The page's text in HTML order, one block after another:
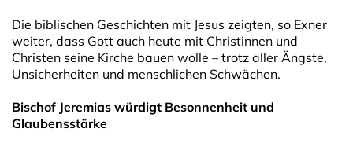
Die biblischen Geschichten mit Jesus zeigten, so Exner
weiter, dass Gott auch heute mit Christinnen und
Christen seine Kirche bauen wolle – trotz aller Ängste,
Unsicherheiten und menschlichen Schwächen.
Bischof Jeremias würdigt Besonnenheit und
Glaubensstärke